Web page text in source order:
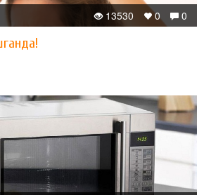
0
0
13530